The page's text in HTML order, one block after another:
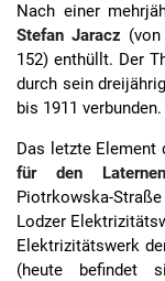
Nach einer
Stefan Jaracz
152) enthüllt. Der
durch sein
bis 1911 verbunden.
Das letzte Element
für den
Piotrkowska-
Lodzer
Elektrizitätswerk
(heute befindet